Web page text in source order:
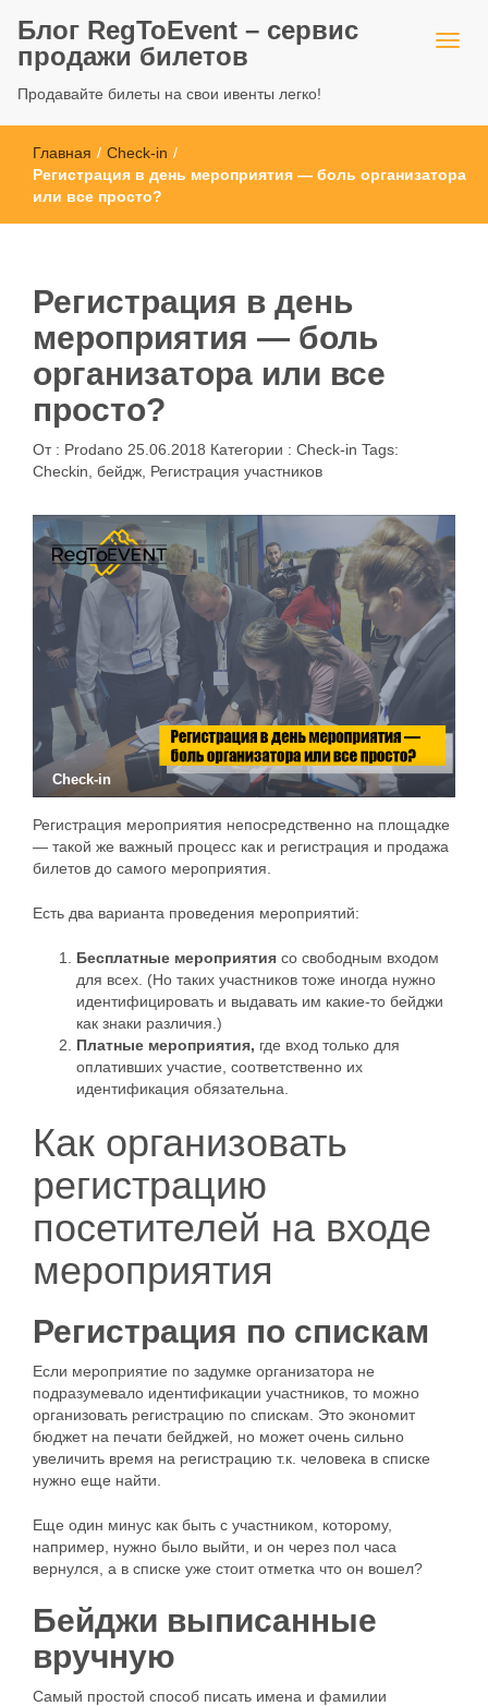
Блог RegToEvent – сервис
продажи билетов
Продавайте билеты на свои ивенты легко!
Главная / Check-in /
Регистрация в день мероприятия — боль организатора
или все просто?
Регистрация в день
мероприятия — боль
организатора или все
просто?
От : Prodano 25.06.2018 Категории : Check-in Tags:
Checkin бейдж Регистрация участников
Check-in
Регистрация мероприятия непосредственно на площадке
— такой же важный процесс как и регистрация и продажа
билетов до самого мероприятия.
Есть два варианта проведения мероприятий:
Бесплатные мероприятия со свободным входом
для всех. (Но таких участников тоже иногда нужно
идентифицировать и выдавать им какие-то бейджи
как знаки различия.)
Платные мероприятия, где вход только для
оплативших участие, соответственно их
идентификация обязательна.
Как организовать
регистрацию
посетителей на входе
мероприятия
Регистрация по спискам
Если мероприятие по задумке организатора не
подразумевало идентификации участников, то можно
организовать регистрацию по спискам. Это экономит
бюджет на печати бейджей, но может очень сильно
увеличить время на регистрацию т.к. человека в списке
нужно еще найти.
Еще один минус как быть с участником, которому,
например, нужно было выйти, и он через пол часа
вернулся, а в списке уже стоит отметка что он вошел?
Бейджи выписанные
вручную
Самый простой способ писать имена и фамилии